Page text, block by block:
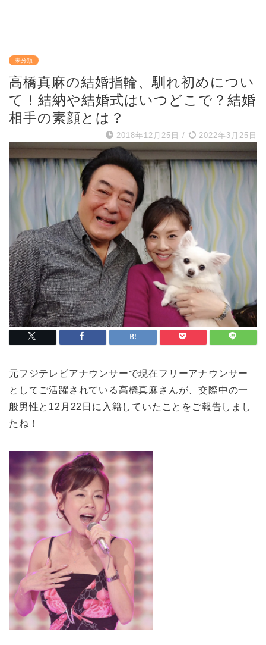
未分類
高橋真麻の結婚指輪、馴れ初めについ
て！結納や結婚式はいつどこで？結婚
相手の素顔とは？
2018年12月25日 / 2022年3月25日
元フジテレビアナウンサーで現在フリーアナウンサー
としてご活躍されている高橋真麻さんが、交際中の一
般男性と12月22日に入籍していたことをご報告しまし
たね！